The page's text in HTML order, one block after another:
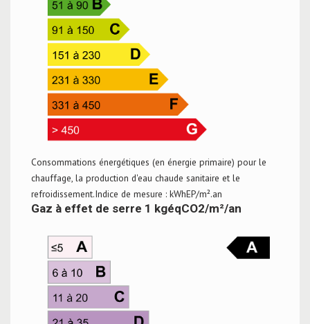
Consommations énergétiques (en énergie primaire) pour le
chauffage, la production d'eau chaude sanitaire et le
refroidissement.Indice de mesure : kWhEP/m².an
Gaz à effet de serre 1 kgéqCO2/m²/an